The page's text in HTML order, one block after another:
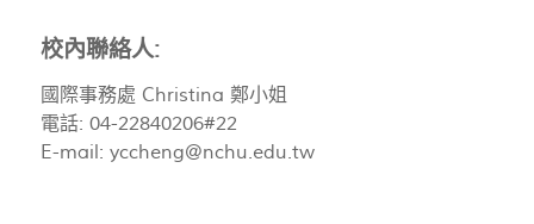
校內聯絡人:
國際事務處 Christina 鄭小姐
電話: 04-22840206#22
E-mail: yccheng@nchu.edu.tw